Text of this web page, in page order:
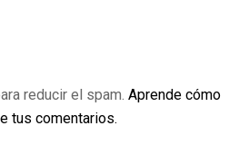
reducir el spam. Aprende cómo
tus comentarios.